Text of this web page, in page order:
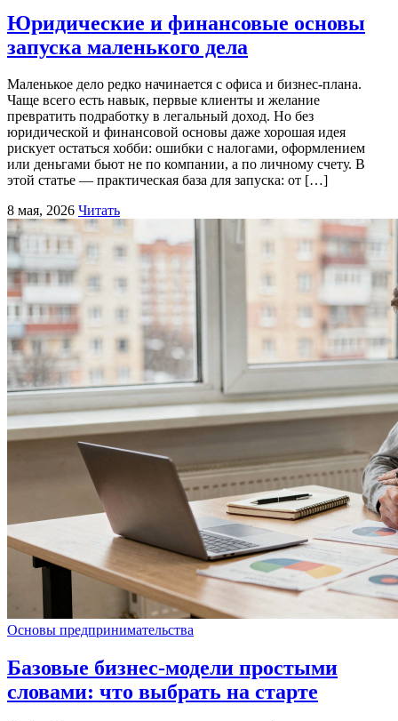
Юридические и финансовые основы
запуска маленького дела
Маленькое дело редко начинается с офиса и бизнес-плана.
Чаще всего есть навык, первые клиенты и желание
превратить подработку в легальный доход. Но без
юридической и финансовой основы даже хорошая идея
рискует остаться хобби: ошибки с налогами, оформлением
или деньгами бьют не по компании, а по личному счету. В
этой статье — практическая база для запуска: от […]
8 мая, 2026 Читать
Основы предпринимательства
Базовые бизнес-модели простыми
словами: что выбрать на старте